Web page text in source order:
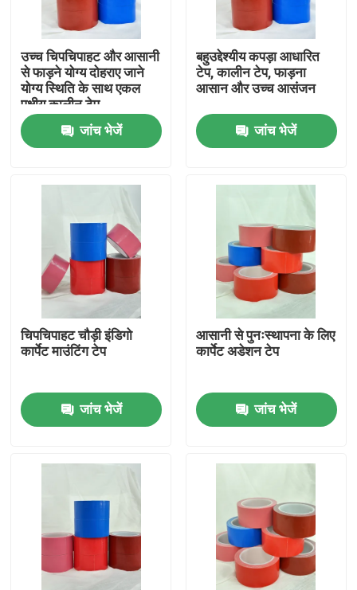
हमारे बारे में
फैक्टरी यात्रा
हमसे संपर्क करें
गर्म पिघल चिपकने वाला टेप
कालीन चिपकने वाला टेप
उच्च चिपचिपाहट और आसानी
से फाड़ने योग्य दोहराए जाने
योग्य स्थिति के साथ एकल
पक्षीय कालीन टेप
जांच भेजें
बहुउद्देश्यीय कपड़ा आधारित
टेप, कालीन टेप, फाड़ना
आसान और उच्च आसंजन
जांच भेजें
चिपचिपाहट चौड़ी इंडिगो
कार्पेट माउंटिंग टेप
जांच भेजें
आसानी से पुनःस्थापना के लिए
कार्पेट अडेशन टेप
जांच भेजें